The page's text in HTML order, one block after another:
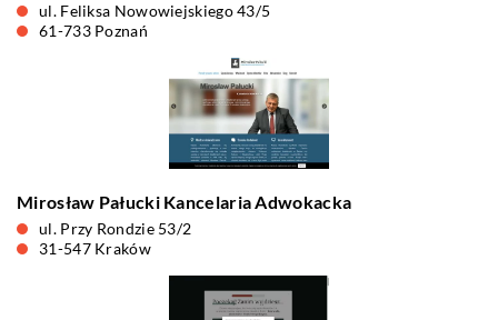
ul. Feliksa Nowowiejskiego 43/5
61-733 Poznań
Mirosław Pałucki Kancelaria Adwokacka
ul. Przy Rondzie 53/2
31-547 Kraków